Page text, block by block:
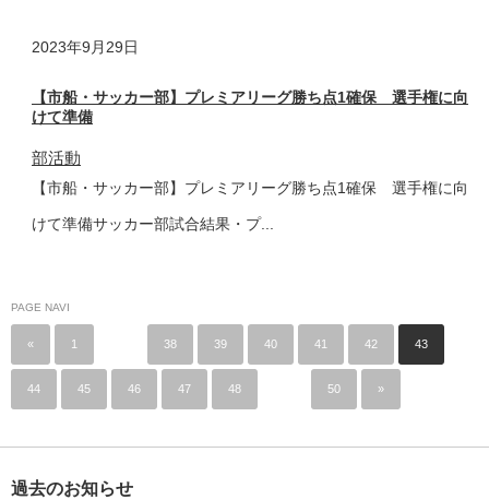
2023年9月29日
【市船・サッカー部】プレミアリーグ勝ち点1確保 選手権に向
けて準備
部活動
【市船・サッカー部】プレミアリーグ勝ち点1確保 選手権に向
けて準備サッカー部試合結果・プ...
PAGE NAVI
« 1 38 39 40 41 42 43
44 45 46 47 48 50 »
過去のお知らせ